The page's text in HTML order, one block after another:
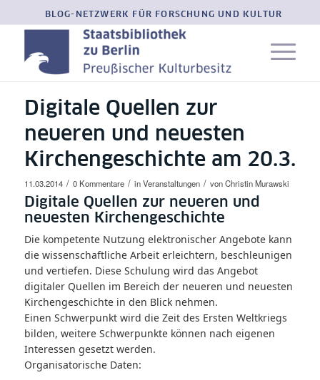
BLOG-NETZWERK FÜR FORSCHUNG UND KULTUR
Digitale Quellen zur
neueren und neuesten
Kirchengeschichte am 20.3.
11.03.2014 / 0 Kommentare / inVeranstaltungen / vonChristin Murawski
Digitale Quellen zur neueren und
neuesten Kirchengeschichte
Die kompetente Nutzung elektronischer Angebote kann
die wissenschaftliche Arbeit erleichtern, beschleunigen
und vertiefen. Diese Schulung wird das Angebot
digitaler Quellen im Bereich der neueren und neuesten
Kirchengeschichte in den Blick nehmen.
Einen Schwerpunkt wird die Zeit des Ersten Weltkriegs
bilden, weitere Schwerpunkte können nach eigenen
Interessen gesetzt werden.
Organisatorische Daten: